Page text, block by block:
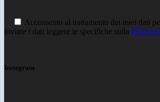
Acconsento al trattamento dei miei dati
inviare i dati leggere le specifiche sulla
Instagram